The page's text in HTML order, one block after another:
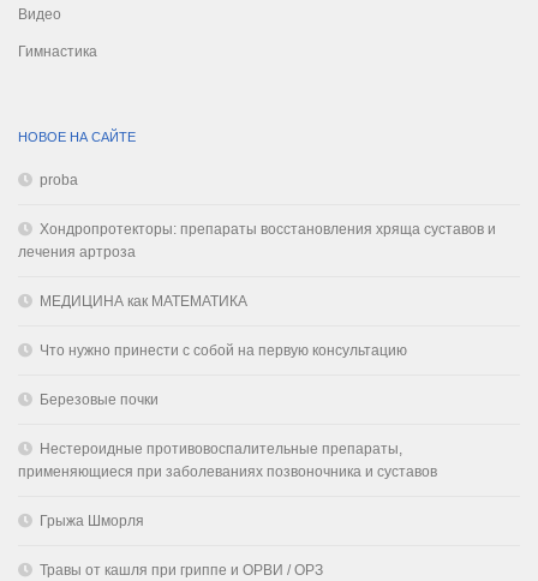
Видео
Гимнастика
НОВОЕ НА САЙТЕ
proba
Хондропротекторы: препараты восстановления хряща суставов и
лечения артроза
МЕДИЦИНА как МАТЕМАТИКА
Что нужно принести с собой на первую консультацию
Березовые почки
Нестероидные противовоспалительные препараты,
применяющиеся при заболеваниях позвоночника и суставов
Грыжа Шморля
Травы от кашля при гриппе и ОРВИ / ОРЗ